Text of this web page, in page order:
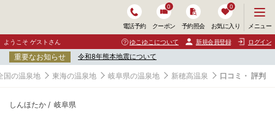
電話予約 クーポン
0
予約照会 お気に入り
0
ニ
ュ
ー
開
く
メニュー
ようこそ ゲストさん ゆこゆこについて 新規会員登録 ログイン
重要なお知らせ 令和8年熊本地震について
国の温泉地 東海の温泉地 岐阜県の温泉地 新穂高温泉 口コミ・ 評判
しんほたか 岐阜県